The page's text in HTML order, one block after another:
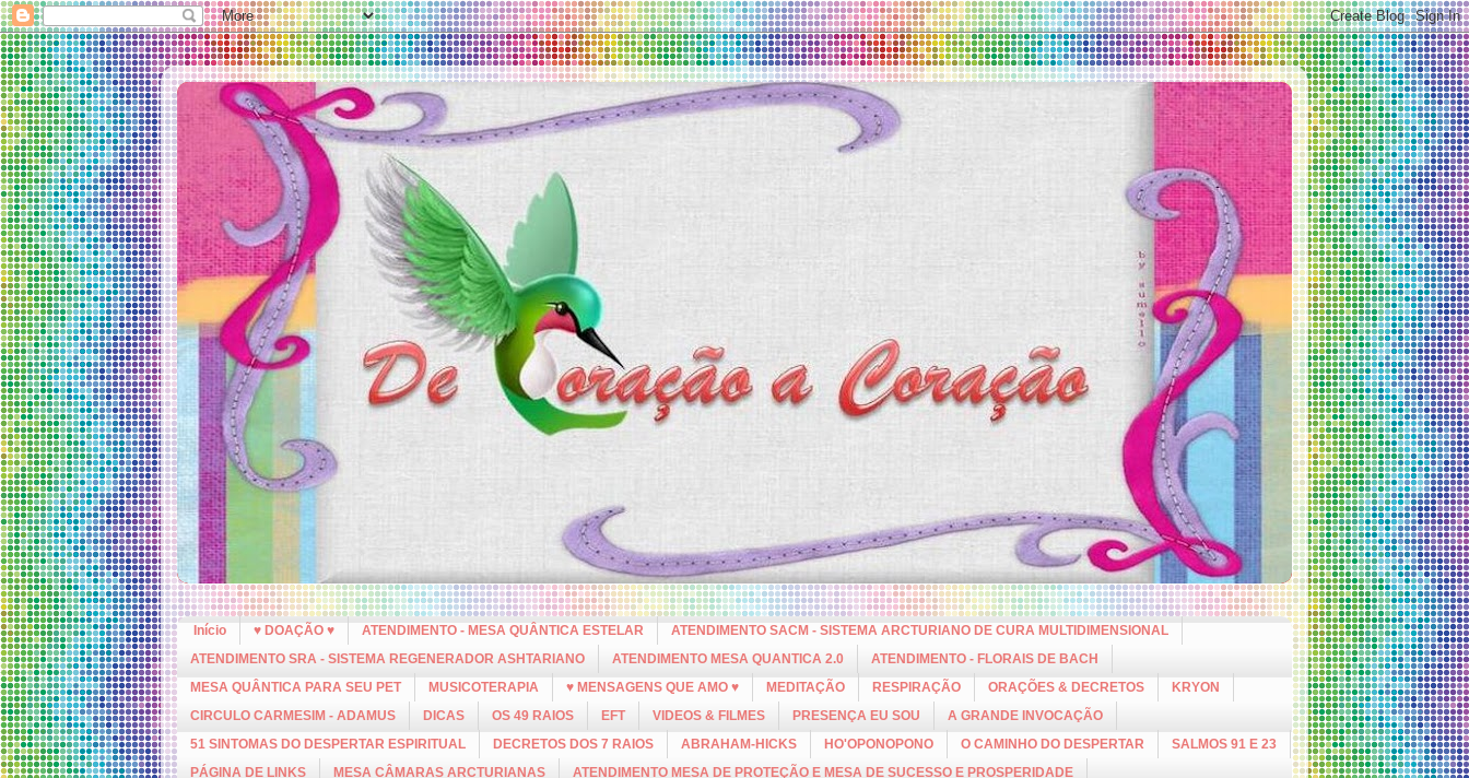
Início ♥ DOAÇÃO ♥ ATENDIMENTO - MESA QUÂNTICA ESTELAR
ATENDIMENTO SACM - SISTEMA ARCTURIANO DE CURA MULTIDIMENSIONAL
ATENDIMENTO SRA - SISTEMA REGENERADOR ASHTARIANO
ATENDIMENTO MESA QUANTICA 2.0
ATENDIMENTO - FLORAIS DE BACH
MESA QUÂNTICA PARA SEU PET
MUSICOTERAPIA ♥ MENSAGENS QUE AMO ♥ MEDITAÇÃO RESPIRAÇÃO ORAÇÕES & DECRETOS
KRYON
CIRCULO CARMESIM - ADAMUS
DICAS OS 49 RAIOS EFT VIDEOS & FILMES PRESENÇA EU SOU
A GRANDE INVOCAÇÃO
51 SINTOMAS DO DESPERTAR ESPIRITUAL
DECRETOS DOS 7 RAIOS ABRAHAM-HICKS HO'OPONOPONO O CAMINHO DO DESPERTAR
SALMOS 91 E 23
PÁGINA DE LINKS
MESA CÂMARAS ARCTURIANAS ATENDIMENTO MESA DE PROTEÇÃO E MESA DE SUCESSO E PROSPERIDADE